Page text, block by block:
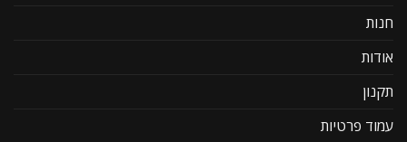
חנות
אודות
תקנון
עמוד פרטיות